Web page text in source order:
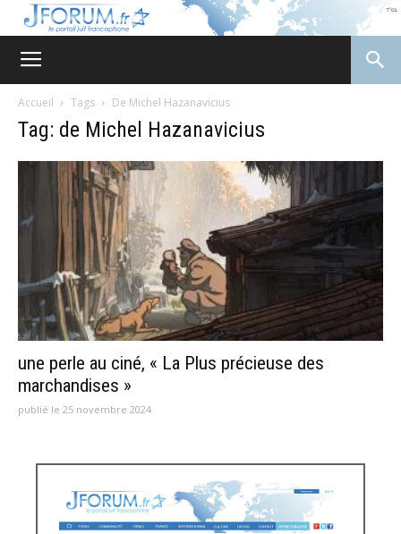
Accueil Tags De Michel Hazanavicius
Tag: de Michel Hazanavicius
une perle au ciné, « La Plus précieuse des
marchandises »
publié le 25 novembre 2024